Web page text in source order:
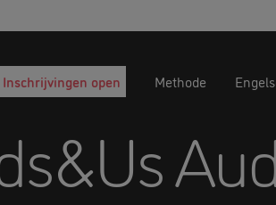
Inschrijvingen open Methode